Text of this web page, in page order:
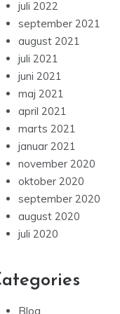
juli 2022
september 2021
august 2021
juli 2021
juni 2021
maj 2021
april 2021
marts 2021
januar 2021
november 2020
oktober 2020
september 2020
august 2020
juli 2020
Blog